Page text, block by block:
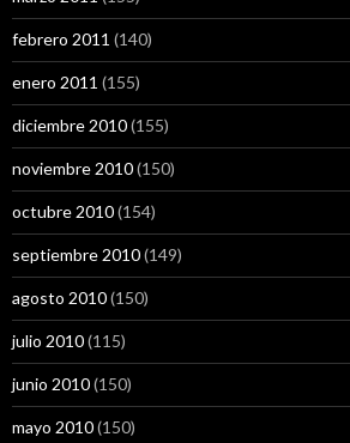
febrero 2011 (140)
enero 2011 (155)
diciembre 2010(155)
noviembre 2010(150)
octubre 2010(154)
septiembre 2010(149)
agosto 2010(150)
julio 2010(115)
junio 2010(150)
mayo 2010(150)